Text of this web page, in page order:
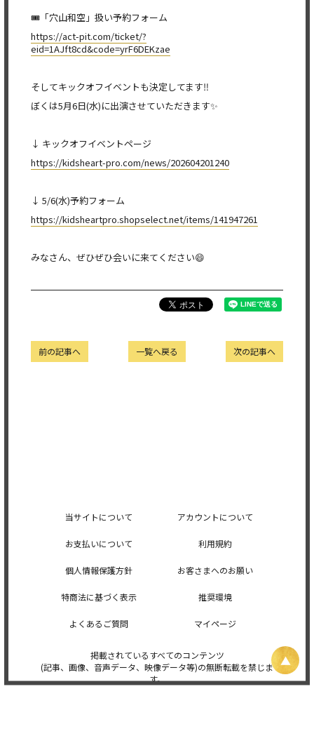
🎟️「穴山和空」扱い予約フォーム
https://act-pit.com/ticket/?
eid=1AJft8cd&code=yrF6DEKzae
そしてキックオフイベントも決定してます‼️
ぼくは5月6日(水)に出演させていただきます✨
↓ キックオフイベントページ
https://kidsheart-pro.com/news/202604201240
↓ 5/6(水)予約フォーム
https://kidsheartpro.shopselect.net/items/141947261
みなさん、ぜひぜひ会いに来てください😄
次の記事へ
一覧へ戻る
前の記事へ
当サイトについて アカウントについて
お支払いについて 利用規約
個人情報保護方針 お客さまへのお願い
特商法に基づく表示 推奨環境
よくあるご質問 マイページ
掲載されているすべてのコンテンツ
(記事、画像、音声データ、映像データ等)の無断転載を禁じま
す。